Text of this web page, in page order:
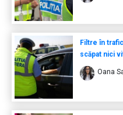
Filtre în
scăpat nici
Oana